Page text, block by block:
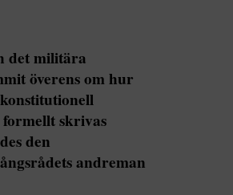
det militära
överens om hur
formellt skrivas
den
andreman